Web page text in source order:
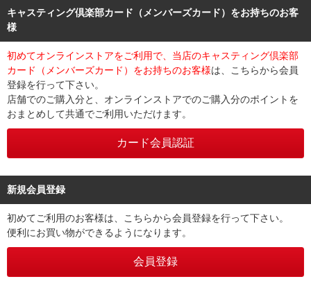
キャスティング倶楽部カード（メンバーズカード）をお持ちのお客
様
初めてオンラインストアをご利用で、当店のキャスティング倶楽部
カード（メンバーズカード）をお持ちのお客様は、こちらから会員
登録を行って下さい。
店舗でのご購入分と、オンラインストアでのご購入分のポイントを
おまとめして共通でご利用いただけます。
新規会員登録
初めてご利用のお客様は、こちらから会員登録を行って下さい。
便利にお買い物ができるようになります。